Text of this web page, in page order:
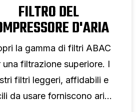
FILTRO DEL
D'ARIA
la gamma di filtri ABAC
una filtrazione superiore. I
filtri leggeri, affidabili e
da usare forniscono aria